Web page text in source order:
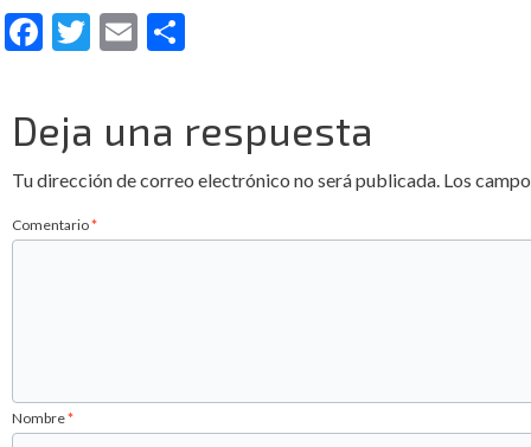
Facebook
Twitter
Email
Deja una respuesta
Tu dirección de correo electrónico no será publicada. Los
Comentario*
Nombre*